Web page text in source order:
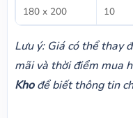
180 x 200
10
Lưu ý: Giá có thể thay
mãi và thời điểm mua
Khođể biết thông tin